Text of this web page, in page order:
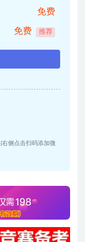
免费
免费 推荐
(右侧点击扫码添加微